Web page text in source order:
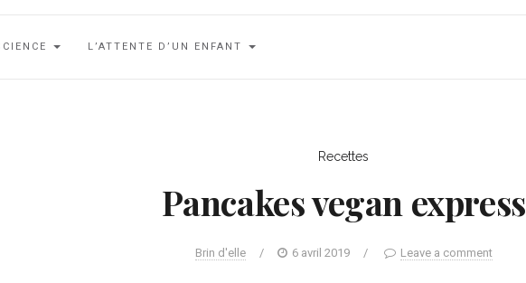
L’ATTENTE D’UN ENFANT
Recettes
Pancakes vegan express
Brin d'elle / 6 avril 2019 / Leave a comment